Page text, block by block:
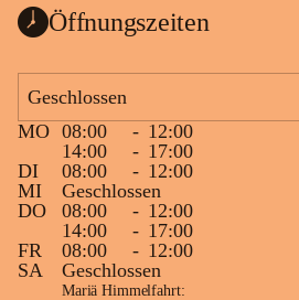
Öffnungszeiten
Geschlossen
MO 08:00 - 12:00
14:00
- 17:00
DI
08:00 - 12:00
MI
Geschlossen
DO
08:00 - 12:00
14:00
- 17:00
FR
08:00 - 12:00
SA
Geschlossen
Mariä Himmelfahrt: